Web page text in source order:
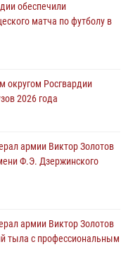
СВО передали свежие
с Росгвардией
обеспечили
матча по футболу в
округом Росгвардии
2026 года
армии Виктор Золотов
Ф.Э. Дзержинского
армии Виктор Золотов
тыла с профессиональным